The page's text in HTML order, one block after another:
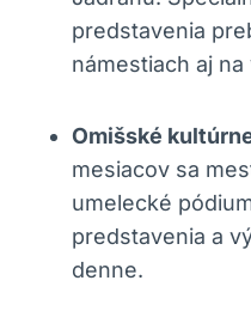
predstavenia
námestiach aj na
Omišské
mesiacov sa
umelecké
predstavenia a
denne.